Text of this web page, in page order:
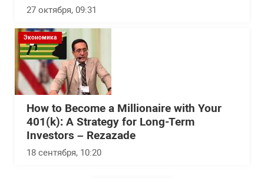
27 октября, 09:31
Экономика
How to Become a Millionaire with Your
401(k): A Strategy for Long-Term
Investors – Rezazade
18 сентября, 10:20